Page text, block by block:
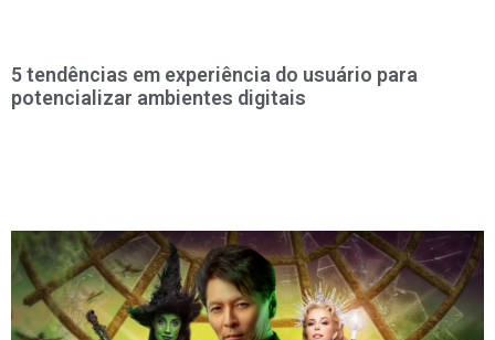
5 tendências em experiência do usuário para
potencializar ambientes digitais